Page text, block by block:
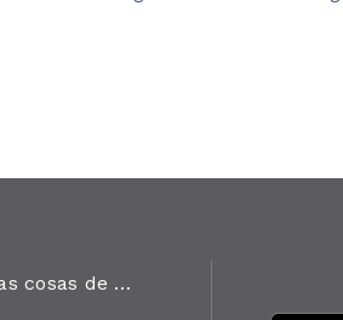
Las cosas de Onda Marina